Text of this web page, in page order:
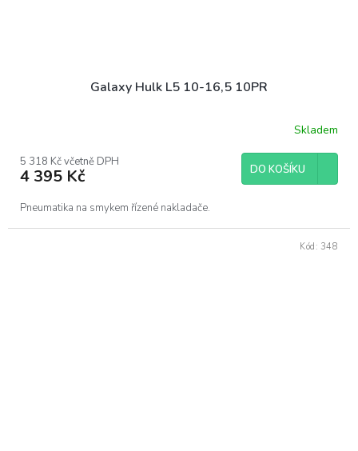
Galaxy Hulk L5 10-16,5 10PR
Skladem
5 318 Kč včetně DPH
4 395 Kč DO KOŠÍKU
Pneumatika na smykem řízené nakladače.
Kód: 348